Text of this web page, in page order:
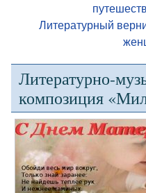
Литературный
Литературно-
композиция